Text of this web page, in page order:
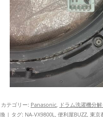
カテゴリー: Panasonic, ドラム洗濯機分
換 | タグ: NA-VX9800L, 便利屋BUZZ, 東京